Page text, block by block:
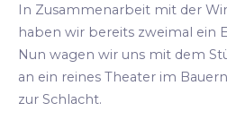
In Zusammenarbeit mit der
haben wir bereits zweimal ein
Nun wagen wir uns mit dem
an ein reines Theater im
zur Schlacht.